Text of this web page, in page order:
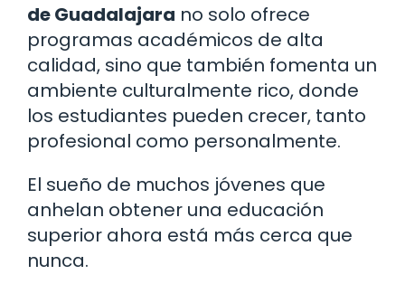
de Guadalajara no solo ofrece
programas académicos de alta
calidad, sino que también fomenta un
ambiente culturalmente rico, donde
los estudiantes pueden crecer, tanto
profesional como personalmente.
El sueño de muchos jóvenes que
anhelan obtener una educación
superior ahora está más cerca que
nunca.